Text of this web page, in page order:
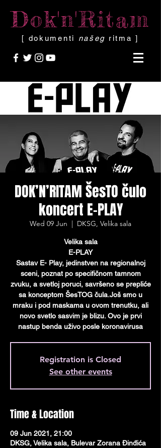
Dok'n'Ritam
[ dokumenti našeg ritma ]
DOK’N’RITAM ŠesTO čulo
koncert E-PLAY
Wed 09 Jun
  |
DKSG, Velika sala
Velika sala
E-PLAY
Sastav E- Play, jedinstven na regionalnoj
sceni, poznat po specifičnom tamnom
zvuku, a svetloj poruci, savršeno se prepliće
sa konceptom ŠesTOG čula.Još smo u
mraku i pod maskama u ovom trenutku, ali
novo svetlo sasvim je blizu. Ovo je prvi
nastup benda uživo posle koronavirusa
Registration is Closed
See other events
Time & Location
09 Jun 2021, 21:00
DKSG, Velika sala, Bulevar Zorana Đinđića